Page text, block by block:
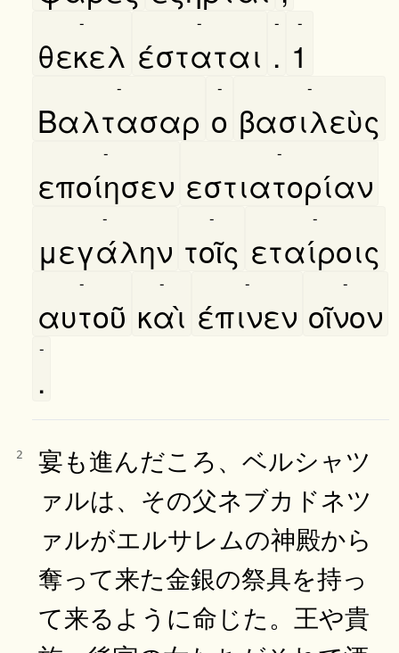
θεκελ
-
έσταται
-
.
-
1
-
Βαλτασαρ
-
ο
-
βασιλεὺς
-
εποίησεν
-
εστιατορίαν
-
μεγάλην
-
τοῖς
-
εταίροις
-
αυτοῦ
-
καὶ
-
έπινεν
-
οῖνον
-
.
-
2
宴も進んだころ、ベルシャツ
ァルは、その父ネブカドネツ
ァルがエルサレムの神殿から
奪って来た金銀の祭具を持っ
て来るように命じた。王や貴